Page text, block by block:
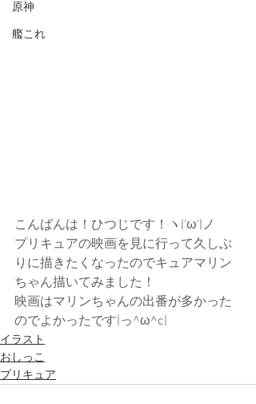
原神
艦これ
こんばんは！ひつじです！ヽ|'ω'|ノ
プリキュアの映画を見に行って久しぶ
りに描きたくなったのでキュアマリン
ちゃん描いてみました！
映画はマリンちゃんの出番が多かった
のでよかったです|っ^ω^c|
イラスト
おしっこ
プリキュア